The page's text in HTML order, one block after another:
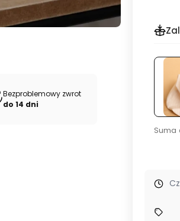
Bezproblemowy zwrot
do 14 dni
Suma
wiskoza. Każde zamówienie